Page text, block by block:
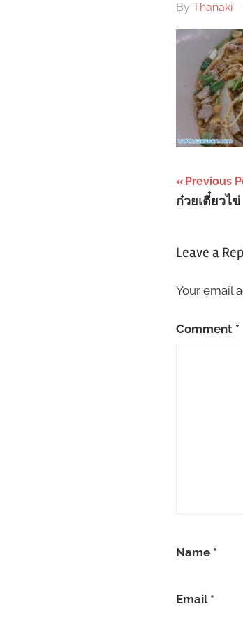
By Thanaki
Post
Previous
ก๋วยเตี๋ยวไข่
Leave a
Your email
Comment *
Name *
Email *